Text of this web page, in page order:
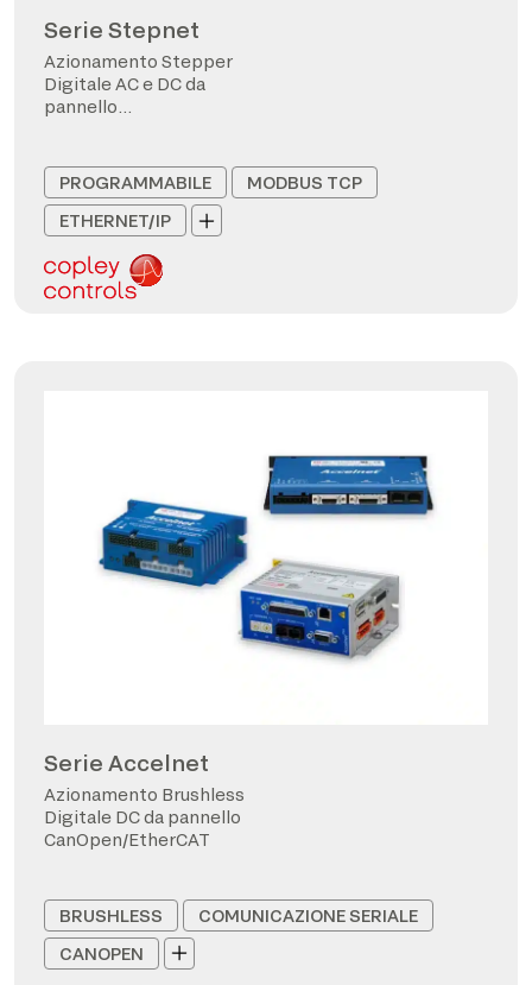
Serie Stepnet
Azionamento Stepper
Digitale AC e DC da
pannello
PROGRAMMABILE
MODBUS TCP
ETHERNET/IP
Serie Accelnet
Azionamento Brushless
Digitale DC da pannello
CanOpen/EtherCAT
BRUSHLESS
COMUNICAZIONE SERIALE
CANOPEN